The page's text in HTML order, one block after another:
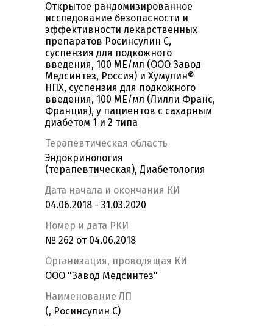
Открытое рандомизированное
исследование безопасности и
эффективности лекарственных
препаратов Росинсулин С,
суспензия для подкожного
введения, 100 МЕ/мл (ООО Завод
Медсинтез, Россия) и Хумулин®
НПХ, суспензия для подкожного
введения, 100 МЕ/мл (Лилли Франс,
Франция), у пациентов с сахарным
диабетом 1 и 2 типа
Терапевтическая область
Эндокринология
(терапевтическая), Диабетология
Дата начала и окончания КИ
04.06.2018 - 31.03.2020
Номер и дата РКИ
№ 262 от 04.06.2018
Организация, проводящая КИ
ООО "Завод Медсинтез"
Наименование ЛП
(, Росинсулин С)